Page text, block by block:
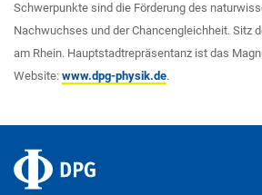
Schwerpunkte sind die Förderung des
Nachwuchses und der Chancengleichheit. Sitz
am Rhein. Hauptstadtrepräsentanz ist das
Website: www.dpg-physik.de.